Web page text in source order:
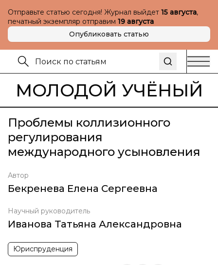
Отправьте статью сегодня! Журнал выйдет 15 августа,
печатный экземпляр отправим 19 августа
Опубликовать статью
МОЛОДОЙ УЧЁНЫЙ
Проблемы коллизионного
регулирования
международного усыновления
Автор
Бекренева Елена Сергеевна
Научный руководитель
Иванова Татьяна Александровна
Юриспруденция